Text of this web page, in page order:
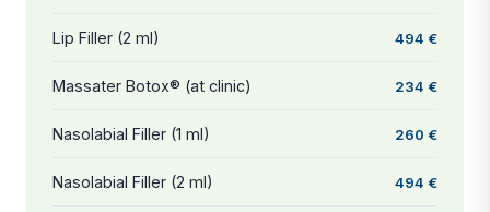
Lip Filler (2 ml) 494 €
Massater Botox® (at clinic) 234 €
Nasolabial Filler (1 ml) 260 €
Nasolabial Filler (2 ml) 494 €